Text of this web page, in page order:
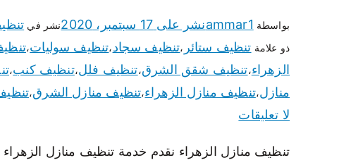
بواسطة ammar1نشر على 17 سبتمبر، 2020 نشر في
ذو علامة تنظيف ستائر ،تنظيف سجاد،تنظيف سوليات،
الزهراء،تنظيف شقق الشرق،تنظيف فلل،تنظيف كنب،
منازل،تنظيف منازل الزهراء،تنظيف منازل الشرق،
لا تعليقات
تنظيف منازل الزهراء نقدم خدمة تنظيف منازل